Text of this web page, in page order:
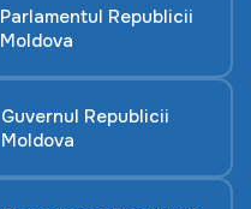
Parlamentul Republicii
Moldova
Guvernul Republicii
Moldova